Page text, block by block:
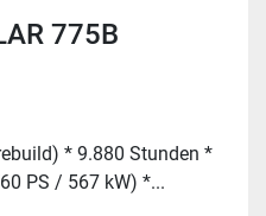
775B
* 9.880 Stunden *
PS / 567 kW) *...